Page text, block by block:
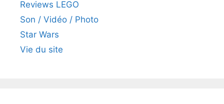
Reviews LEGO
Son / Vidéo / Photo
Star Wars
Vie du site